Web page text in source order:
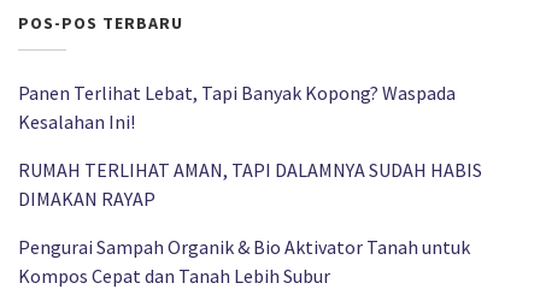
POS-POS TERBARU
Panen Terlihat Lebat, Tapi Banyak Kopong? Waspada
Kesalahan Ini!
RUMAH TERLIHAT AMAN, TAPI DALAMNYA SUDAH HABIS
DIMAKAN RAYAP
Pengurai Sampah Organik & Bio Aktivator Tanah untuk
Kompos Cepat dan Tanah Lebih Subur